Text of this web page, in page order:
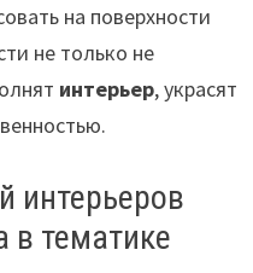
на поверхности
не только не
интерьер, украсят
интерьеров
в тематике